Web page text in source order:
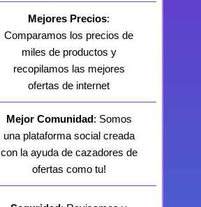
Mejores Precios:
Comparamos los precios de
miles de productos y
recopilamos las mejores
ofertas de internet
Mejor Comunidad: Somos
una plataforma social creada
con la ayuda de cazadores de
ofertas como tu!